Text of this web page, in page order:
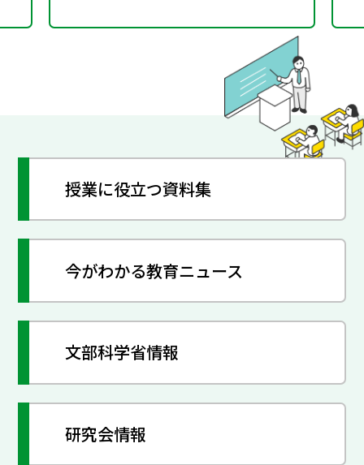
授業に役立つ資料集
今がわかる教育ニュース
文部科学省情報
研究会情報